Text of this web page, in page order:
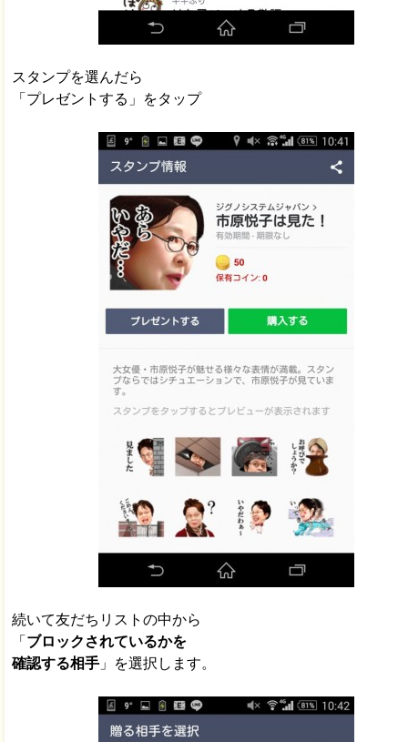
スタンプを選んだら
「プレゼントする」をタップ
続いて友だちリストの中から
「 ブロックされているかを
確認する相手」を選択します。